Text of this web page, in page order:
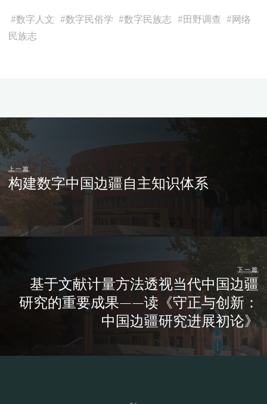
#数字人文 #数字民俗学 #数字民族志 #田野调查 #网络
民族志
上一篇
构建数字中国边疆自主知识体系
下一篇
基于文献计量方法透视当代中国边疆
研究的重要成果——读《守正与创新：
中国边疆研究进展初论》